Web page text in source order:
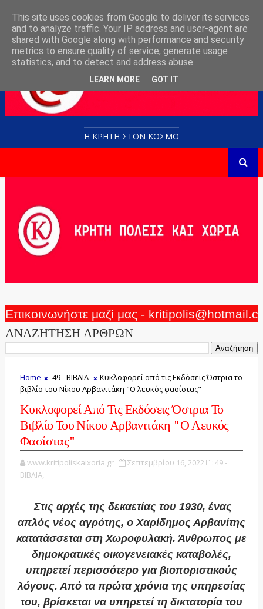
Η ΚΡΗΤΗ ΣΤΟN KOΣΜΟ
Επικοινωνήστε μαζί μας -
ΑΝΑΖΗΤΗΣΗ ΑΡΘΡΩΝ
Home 49 - ΒΙΒΛΙΑ
Κυκλοφορεί από τις Εκδόσεις Όστρια το
βιβλίο του Νίκου Αρβανιτάκη "Ο λευκός φασίστας"
Κυκλοφορεί Από Τις Εκδόσεις Όστρια Το
Βιβλίο Του Νίκου Αρβανιτάκη "Ο Λευκός
Φασίστας"
www.kritipoliskaixoria.gr Σεπτεμβρίου 16, 2022
49 -
ΒΙΒΛΙΑ,
Στις αρχές της δεκαετίας του 1930, ένας
απλός νέος αγρότης, ο Χαρίδημος Αρβανίτης
κατατάσσεται στη Χωροφυλακή. Άνθρωπος με
δημοκρατικές οικογενειακές καταβολές,
υπηρετεί περισσότερο για βιοποριστικούς
λόγους. Από τα πρώτα χρόνια της υπηρεσίας
του, βρίσκεται να υπηρετεί τη δικτατορία του
This site uses cookies from Google to deliver its services
and to analyze traffic. Your IP address and user-agent are
shared with Google along with performance and security
metrics to ensure quality of service, generate usage
statistics, and to detect and address abuse.
LEARN MORE GOT IT